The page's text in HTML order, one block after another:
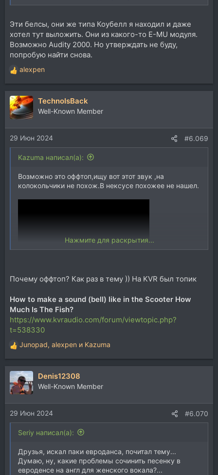
Эти белсы, они же типа Коубелл я находил и даже
хотел тут выложить. Они из какого-то E-MU модуля.
Возможно Audity 2000. Но утверждать не буду,
попробую найти снова.
Р
е
а
к
ц
и
и
:
alexpen
TechnoIsBack
Well-Known Member
29 Июн 2024 #6.069
Kazuma написал(а):
Возможно это оффтоп,ищу вот этот звук ,на
колокольчики не похож.В нексусе похожее не нашел.
Нажмите для раскрытия...
Почему оффтоп? Как раз в тему )) На KVR был топик
How to make a sound (bell) like in the Scooter How
Much Is The Fish?
https://www.kvraudio.com/forum/viewtopic.php?
t=538330
Р
е
а
к
ц
и
и
:
Junopad, alexpen и Kazuma
Denis12308
Well-Known Member
29 Июн 2024 #6.070
Seriy написал(а):
Друзья, искал паки евроданса, почитал тему...
Думаю, ну, какие проблемы сочинить песенку в
евроденсе на англ для женского вокала?...